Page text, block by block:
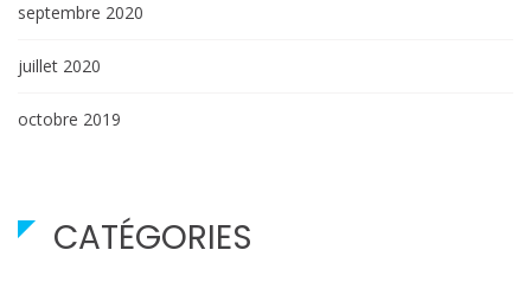
septembre 2020
juillet 2020
octobre 2019
CATÉGORIES